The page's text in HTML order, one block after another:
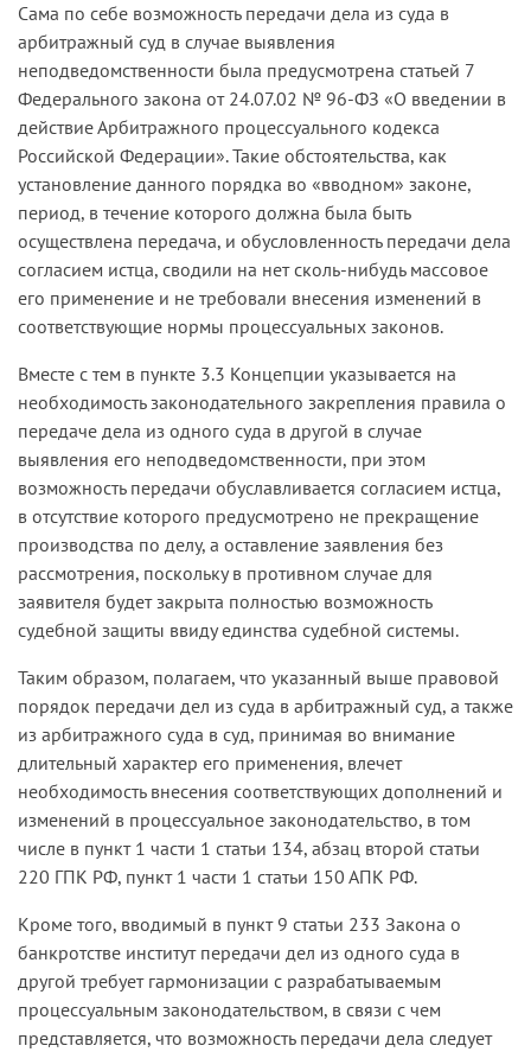
Сама по себе возможность передачи дела из суда в
арбитражный суд в случае выявления
неподведомственности была предусмотрена статьей 7
Федерального закона от 24.07.02 № 96-ФЗ «О введении в
действие Арбитражного процессуального кодекса
Российской Федерации». Такие обстоятельства, как
установление данного порядка во «вводном» законе,
период, в течение которого должна была быть
осуществлена передача, и обусловленность передачи дела
согласием истца, сводили на нет сколь-нибудь массовое
его применение и не требовали внесения изменений в
соответствующие нормы процессуальных законов.
Вместе с тем в пункте 3.3 Концепции указывается на
необходимость законодательного закрепления правила о
передаче дела из одного суда в другой в случае
выявления его неподведомственности, при этом
возможность передачи обуславливается согласием истца,
в отсутствие которого предусмотрено не прекращение
производства по делу, а оставление заявления без
рассмотрения, поскольку в противном случае для
заявителя будет закрыта полностью возможность
судебной защиты ввиду единства судебной системы.
Таким образом, полагаем, что указанный выше правовой
порядок передачи дел из суда в арбитражный суд, а также
из арбитражного суда в суд, принимая во внимание
длительный характер его применения, влечет
необходимость внесения соответствующих дополнений и
изменений в процессуальное законодательство, в том
числе в пункт 1 части 1 статьи 134, абзац второй статьи
220 ГПК РФ, пункт 1 части 1 статьи 150 АПК РФ.
Кроме того, вводимый в пункт 9 статьи 233 Закона о
банкротстве институт передачи дел из одного суда в
другой требует гармонизации с разрабатываемым
процессуальным законодательством, в связи с чем
представляется, что возможность передачи дела следует